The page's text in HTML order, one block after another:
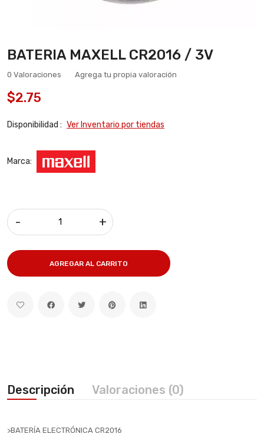
BATERIA MAXELL CR2016 / 3V
0 Valoraciones Agrega tu propia valoración
$2.75
Disponibilidad : Ver Inventario por tiendas
Marca:
- +
AGREGAR AL CARRITO
Descripción Valoraciones (0)
>BATERÍA ELECTRÓNICA CR2016